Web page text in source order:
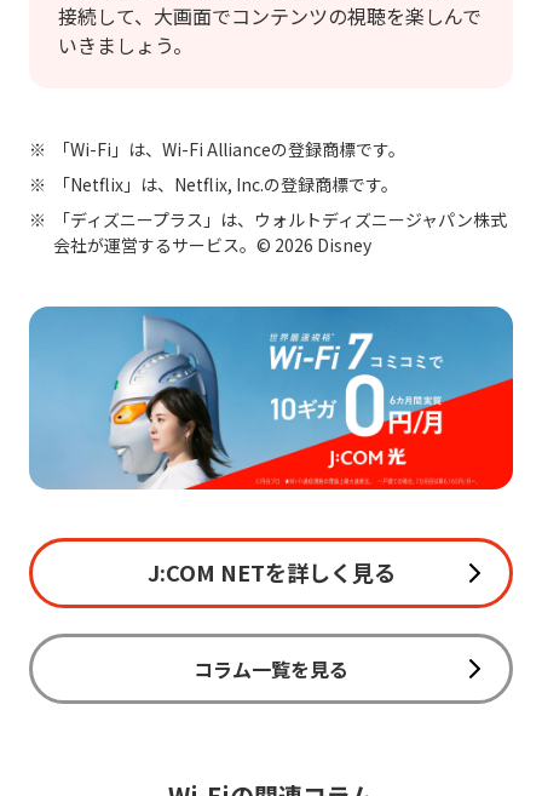
接続して、大画面でコンテンツの視聴を楽しんで
いきましょう。
「Wi-Fi」は、Wi-Fi Allianceの登録商標です。
「Netflix」は、Netflix, Inc.の登録商標です。
「ディズニープラス」は、ウォルトディズニージャパン株式
会社が運営するサービス。© 2026 Disney
J:COM NETを詳しく見る
コラム一覧を見る